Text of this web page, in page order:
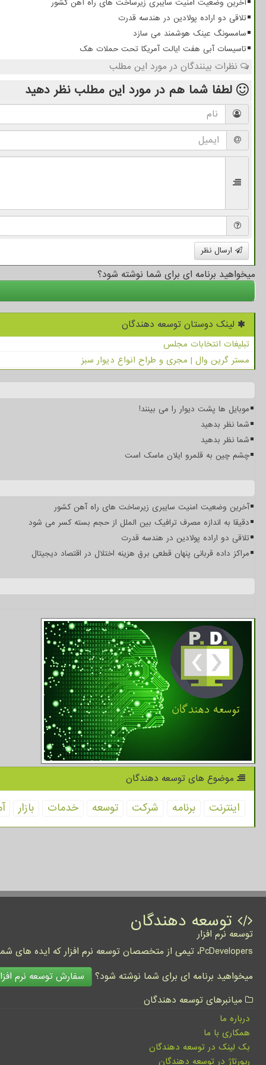
آخرین وضعیت امنیت سایبری زیرساخت های راه آهن کشور
تلاقی دو اراده پولادین در هندسه قدرت
سامسونگ عینک هوشمند می سازد
تاسیسات آبی هفت ایالت آمریکا تحت حملات هک
نظرات بینندگان در مورد این مطلب
لطفا شما هم در مورد این مطلب نظر دهید
ارسال نظر
میخواهید برنامه ای برای شما نوشته شود؟
لینک دوستان توسعه دهندگان
تبلیغات انتخابات مجلس
مستر گرین وال | مجری و طراح انواع دیوار سبز
موبایل ها پشت دیوار را می بینند!
شما نظر بدهید
شما نظر بدهید
چشم چین به قلمرو ایلان ماسک است
آخرین وضعیت امنیت سایبری زیرساخت های راه آهن کشور
دقیقا به اندازه مصرف ترافیک بین الملل از حجم بسته کسر می شود
تلاقی دو اراده پولادین در هندسه قدرت
مراکز داده قربانی پنهان قطعی برق هزینه اختلال در اقتصاد دیجیتال
موضوع های توسعه دهندگان
اینترنت برنامه شركت توسعه خدمات بازار
توسعه دهندگان
توسعه نرم افزار
PcDevelopers، تیمی از متخصصان توسعه نرم افزار که ایده های شما را به واقعیت تبدیل نموده و کسب و کار شما را متحول می کنند.
میخواهید برنامه ای برای شما نوشته شود؟
سفارش توسعه نرم
میانبرهای توسعه دهندگان
درباره ما
همکاری با ما
بک لینک در توسعه دهندگان
رپورتاژ در توسعه دهندگان